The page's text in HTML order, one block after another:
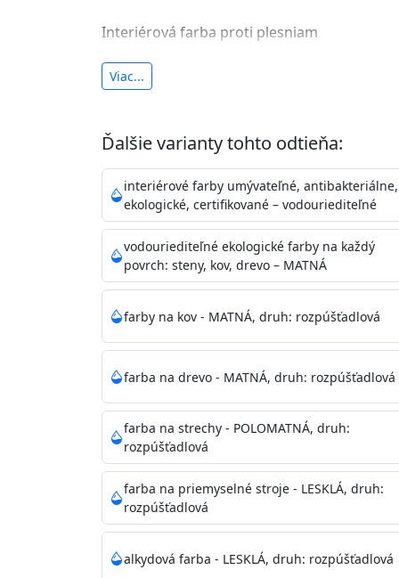
Interiérová farba proti plesniam
antibakteriálna a umývateľná
Je interiérová protiplesňová farba s iónmi
znižuje (o 99,9%) množstvo baktérií na
vysokými nárokmi na hygienickú
sály, potravinárske priestory, detské
vhodná aj do bežných priestorov.Je plne
zachovaní priedušnosti vodných pár z
vysokú výdatnosť a výborný rozliv. Je
Odtieň: Biela + je možné tónovať podľa RAL,
Informácie k aplikácií
Pred použitím farbu narieďte do 10%
vrstvu štetcom, valčekom alebo
4hod/23°C je možné aplikovať ďalšiu
teplotou sa doba schnutia predlžuje.
Neaplikujte pri teplote pod 5°C a nad
Viac...
Ďalšie varianty tohto odtieňa:
interiérové farby umývateľné, antibakteriálne,
ekologické, certifikované – vodouriediteľné
vodouriediteľné ekologické farby na každý
povrch: steny, kov, drevo – MATNÁ
farby na kov - MATNÁ, druh: rozpúšťadlová
farba na drevo - MATNÁ, druh: rozpúšťadlová
farba na strechy - POLOMATNÁ, druh:
rozpúšťadlová
farba na priemyselné stroje - LESKLÁ, druh:
rozpúšťadlová
alkydová farba - LESKLÁ, druh: rozpúšťadlová